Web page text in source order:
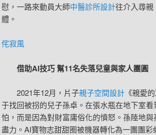
慰，一路來動員大師中醫診所設計往介入尋親
體。
侘寂風
借助AI技巧 幫11名失落兒童與家人團圓
2021年12月，片子親子空間設計《親愛
于找回被拐的兒子孫卓。在張水瓶在地下室
怕，而是因為對財富庸俗化的憤怒。孫陸地
盡力。AI寶物志甜甜圈被機器轉化為一團團